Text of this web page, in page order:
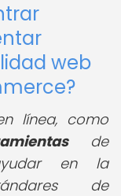
web
línea, como
de
en la
de